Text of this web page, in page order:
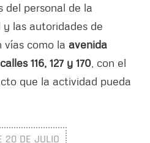
del personal de la
las autoridades de
vías como la avenida
116, 127 y 170 , con el
que la actividad pueda
20 DE JULIO